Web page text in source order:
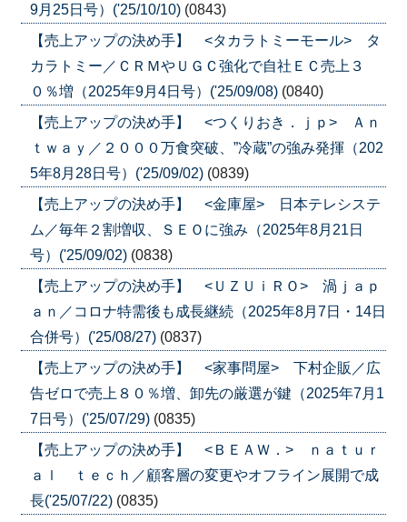
9月25日号）('25/10/10) (0843)
【売上アップの決め手】 <タカラトミーモール> タ
カラトミー／ＣＲＭやＵＧＣ強化で自社ＥＣ売上３
０％増（2025年9月4日号）('25/09/08) (0840)
【売上アップの決め手】 <つくりおき．ｊｐ> Ａｎ
ｔｗａｙ／２０００万食突破、”冷蔵”の強み発揮（202
5年8月28日号）('25/09/02) (0839)
【売上アップの決め手】 <金庫屋> 日本テレシステ
ム／毎年２割増収、ＳＥＯに強み（2025年8月21日
号）('25/09/02) (0838)
【売上アップの決め手】 <ＵＺＵｉＲＯ> 渦ｊａｐ
ａｎ／コロナ特需後も成長継続（2025年8月7日・14日
合併号）('25/08/27) (0837)
【売上アップの決め手】 <家事問屋> 下村企販／広
告ゼロで売上８０％増、卸先の厳選が鍵（2025年7月1
7日号）('25/07/29) (0835)
【売上アップの決め手】 <ＢＥＡＷ．> ｎａｔｕｒ
ａｌ ｔｅｃｈ／顧客層の変更やオフライン展開で成
長('25/07/22) (0835)